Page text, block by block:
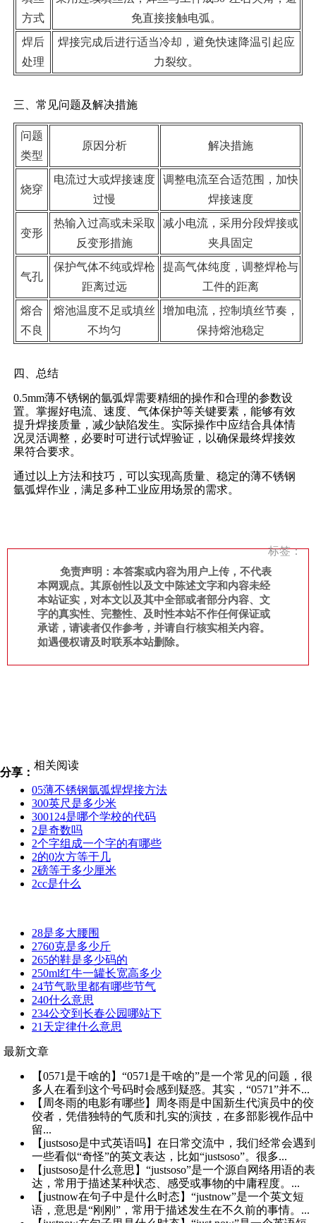
方式
免直接接触电弧。
焊后
处理
焊接完成后进行适当冷却，避免快速降温引起应
力裂纹。
三、常见问题及解决措施
问题
类型
原因分析 解决措施
烧穿
电流过大或焊接速度
过慢
调整电流至合适范围，加快
焊接速度
变形
热输入过高或未采取
反变形措施
减小电流，采用分段焊接或
夹具固定
气孔
保护气体不纯或焊枪
距离过远
提高气体纯度，调整焊枪与
工件的距离
熔合
不良
熔池温度不足或填丝
不均匀
增加电流，控制填丝节奏，
保持熔池稳定
四、总结
0.5mm薄不锈钢的氩弧焊需要精细的操作和合理的参数设
置。掌握好电流、速度、气体保护等关键要素，能够有效
提升焊接质量，减少缺陷发生。实际操作中应结合具体情
况灵活调整，必要时可进行试焊验证，以确保最终焊接效
果符合要求。
通过以上方法和技巧，可以实现高质量、稳定的薄不锈钢
氩弧焊作业，满足多种工业应用场景的需求。
标签：
免责声明：本答案或内容为用户上传，不代表
本网观点。其原创性以及文中陈述文字和内容未经
本站证实，对本文以及其中全部或者部分内容、文
字的真实性、完整性、及时性本站不作任何保证或
承诺，请读者仅作参考，并请自行核实相关内容。
如遇侵权请及时联系本站删除。
分享：
相关阅读
05薄不锈钢氩弧焊焊接方法
300英尺是多少米
300124是哪个学校的代码
2是奇数吗
2个字组成一个字的有哪些
2的0次方等于几
2磅等于多少厘米
2cc是什么
28是多大腰围
2760克是多少斤
265的鞋是多少码的
250ml红牛一罐长宽高多少
24节气歌里都有哪些节气
240什么意思
234公交到长春公园哪站下
21天定律什么意思
最新文章
【0571是干啥的】“0571是干啥的”是一个常见的问题，很
多人在看到这个号码时会感到疑惑。其实，“0571”并不...
【周冬雨的电影有哪些】周冬雨是中国新生代演员中的佼
佼者，凭借独特的气质和扎实的演技，在多部影视作品中
留...
【justsoso是中式英语吗】在日常交流中，我们经常会遇到
一些看似“奇怪”的英文表达，比如“justsoso”。很多...
【justsoso是什么意思】“justsoso”是一个源自网络用语的表
达，常用于描述某种状态、感受或事物的中庸程度。...
【justnow在句子中是什么时态】“justnow”是一个英文短
语，意思是“刚刚”，常用于描述发生在不久前的事情。...